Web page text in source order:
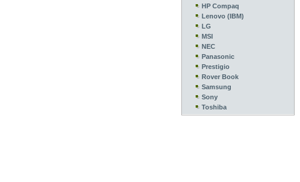
HP Compaq
Lenovo (IBM)
LG
MSI
NEC
Panasonic
Prestigio
Rover Book
Samsung
Sony
Toshiba